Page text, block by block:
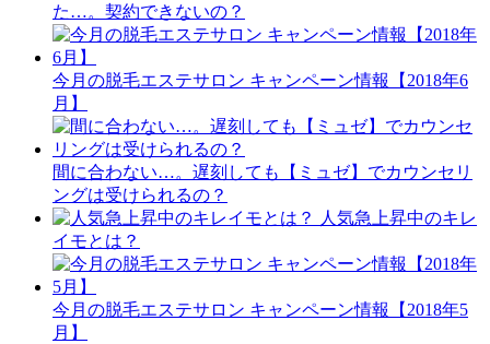
た…。契約できないの？
今月の脱毛エステサロン キャンペーン情報【2018年6
月】
間に合わない…。遅刻しても【ミュゼ】でカウンセリ
ングは受けられるの？
人気急上昇中のキレ
イモとは？
今月の脱毛エステサロン キャンペーン情報【2018年5
月】